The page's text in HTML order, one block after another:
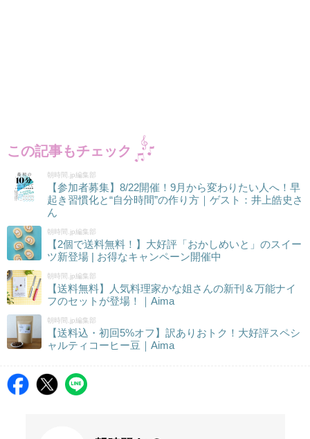
この記事もチェック
朝時間.jp編集部
【参加者募集】8/22開催！9月から変わりたい人へ！早
起き習慣化と“自分時間”の作り方｜ゲスト：井上皓史さ
ん
朝時間.jp編集部
【2個で送料無料！】大好評「おかしめいと」のスイー
ツ新登場 | お得なキャンペーン開催中
朝時間.jp編集部
【送料無料】人気料理家かな姐さんの新刊＆万能ナイ
フのセットが登場！｜Aima
朝時間.jp編集部
【送料込・初回5%オフ】訳ありおトク！大好評スペシ
ャルティコーヒー豆｜Aima